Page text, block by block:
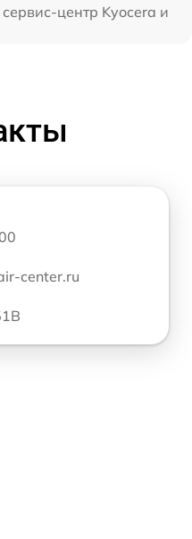
центр Kyocera и
center.ru